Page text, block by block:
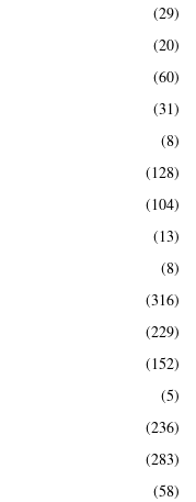
(29)
(20)
(60)
(31)
(8)
(128)
(104)
(13)
(8)
(316)
(229)
(152)
(5)
(236)
(283)
(58)